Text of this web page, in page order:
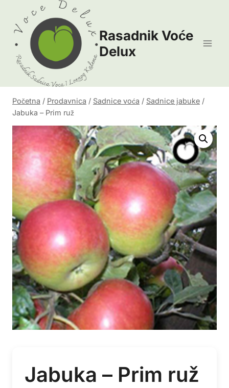
content
Rasadnik Voće
Delux
Početna / Prodavnica / Sadnice voća / Sadnice jabuke /
Jabuka – Prim ruž
Jabuka – Prim ruž